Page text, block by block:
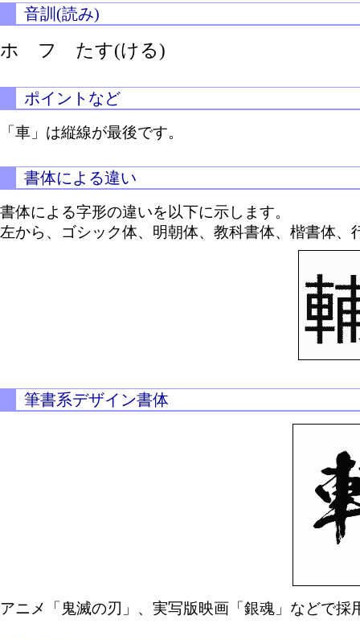
音訓(読み)
ホ フ たす(ける)
ポイントなど
「車」は縦線が最後です。
書体による違い
書体による字形の違いを以下に示します。
左から、ゴシック体、明朝体、教科書体、楷書体
筆書系デザイン書体
アニメ「鬼滅の刃」、実写版映画「銀魂」などで